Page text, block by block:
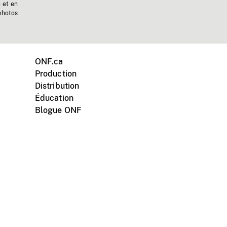
et en
ONF.ca
Production
Distribution
Éducation
Blogue ONF